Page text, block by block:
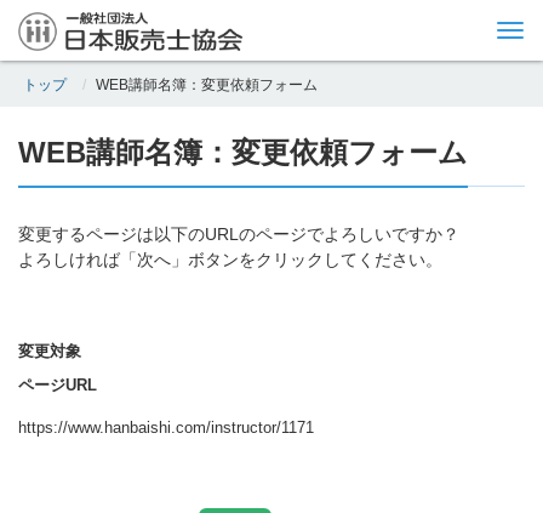
トップ WEB講師名簿：変更依頼フォーム
WEB講師名簿：変更依頼フォーム
変更するページは以下のURLのページでよろしいですか？
よろしければ「次へ」ボタンをクリックしてください。
変更対象
ページURL
https://www.hanbaishi.com/instructor/1171